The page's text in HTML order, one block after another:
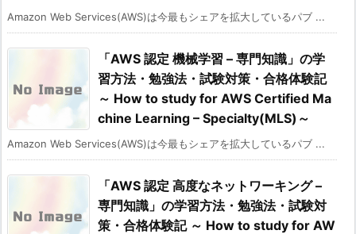
Amazon Web Services(AWS)は今最もシェアを拡大しているパブ ...
「AWS 認定 機械学習 – 専門知識」の学
習方法・勉強法・試験対策・合格体験記
～ How to study for AWS Certified Ma
chine Learning – Specialty(MLS)～
Amazon Web Services(AWS)は今最もシェアを拡大しているパブ ...
「AWS 認定 高度なネットワーキング –
専門知識」の学習方法・勉強法・試験対
策・合格体験記 ～ How to study for AW